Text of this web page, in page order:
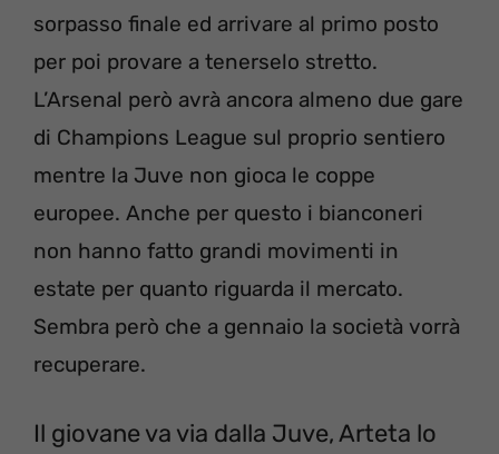
sorpasso finale ed arrivare al primo posto
per poi provare a tenerselo stretto.
L’Arsenal però avrà ancora almeno due gare
di Champions League sul proprio sentiero
mentre la Juve non gioca le coppe
europee. Anche per questo i bianconeri
non hanno fatto grandi movimenti in
estate per quanto riguarda il mercato.
Sembra però che a gennaio la società vorrà
recuperare.
Il giovane va via dalla Juve, Arteta lo